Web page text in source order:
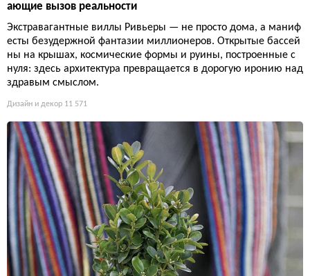
ающие вызов реальности
Экстравагантные виллы Ривьеры — не просто дома, а маниф
есты безудержной фантазии миллионеров. Открытые бассей
ны на крышах, космические формы и руины, построенные с
нуля: здесь архитектура превращается в дорогую иронию над
здравым смыслом.
Дизайн и декор 11 571